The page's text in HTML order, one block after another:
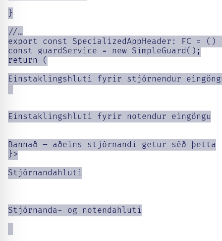
}
//…
export const SpecializedAppHeader: FC = ()
const guardService = new SimpleGuard();
return (
Einstaklingshluti fyrir stjórnendur
Einstaklingshluti fyrir notendur eingöngu
Bannað – aðeins stjórnandi getur séð þetta
}>
Stjórnandahluti
Stjórnanda- og notendahluti